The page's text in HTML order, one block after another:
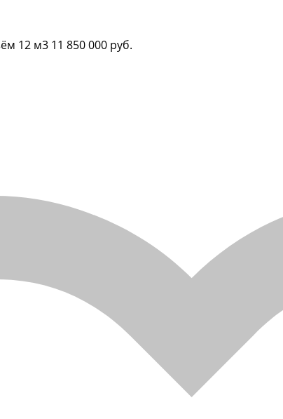
12 м3 11 850 000 руб.